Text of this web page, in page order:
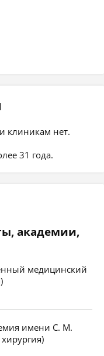
клиникам нет.
31 года.
академии,
медицинский
имени С. М.